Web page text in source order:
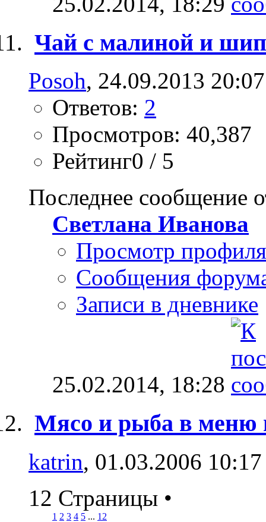
Чай с малиной и
Posoh, 24.09.2013 20:07
Ответов: 2
Просмотров: 40,387
Рейтинг0 / 5
Последнее сообщение
Светлана Иванова
Просмотр профиля
Сообщения
Записи в дневнике
25.02.2014, 18:28
Мясо и рыба в меню
katrin, 01.03.2006 10:17
12 Страницы •
1 2 3 4 5 ... 12